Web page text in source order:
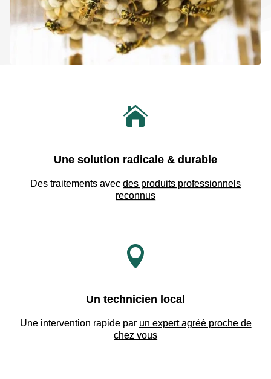

Une solution radicale & durable
Des traitements avec des produits professionnels
reconnus

Un technicien local
Une intervention rapide par un expert agréé proche de
chez vous